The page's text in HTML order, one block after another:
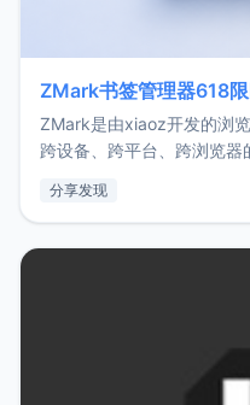
ZMark书签管理器618
ZMark是由xiaoz开发的浏
跨设备、跨平台、跨浏览器
用，让管理更高效。ZMark
分享发现